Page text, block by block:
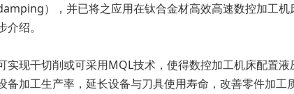
），并已将之应用在钛合金材高效高速数控加工
绍。
现干切削或可采用MQL技术，使得数控加工机床配置液
备加工生产率，延长设备与刀具使用寿命，改善零件加